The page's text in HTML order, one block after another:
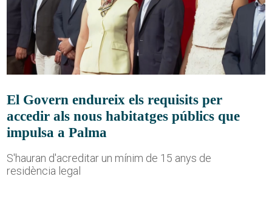
El Govern endureix els requisits per
accedir als nous habitatges públics que
impulsa a Palma
S'hauran d'acreditar un mínim de 15 anys de
residència legal